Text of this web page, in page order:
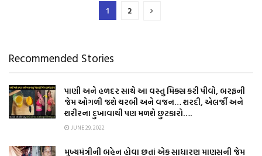
1 2
Recommended Stories
પાણી અને હળદર સાથે આ વસ્તુ મિક્સ કરી પીવો, બરફની
જેમ ઓગળી જશે ચરબી અને વજન… શરદી, એલર્જી અને
શરીરના દુખાવાથી પણ મળશે છુટકારો….
JUNE 29, 2022
મુખ્યમંત્રીની બહેન હોવા છતાં એક સાધારણ માણસની જેમ